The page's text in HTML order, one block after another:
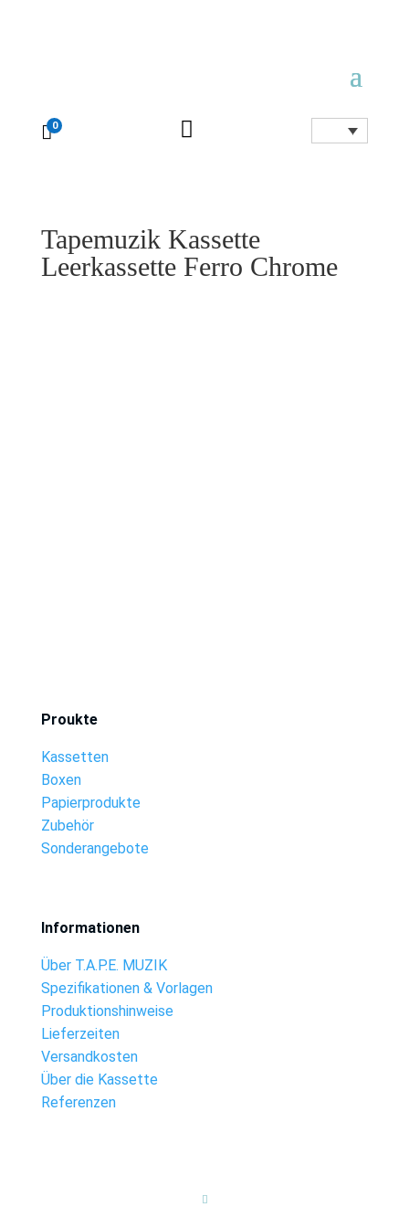
0 
Tapemuzik Kassette
Leerkassette Ferro Chrome
Proukte
Kassetten
Boxen
Papierprodukte
Zubehör
Sonderangebote
Informationen
Über T.A.P.E. MUZIK
Spezifikationen & Vorlagen
Produktionshinweise
Lieferzeiten
Versandkosten
Über die Kassette
Referenzen
